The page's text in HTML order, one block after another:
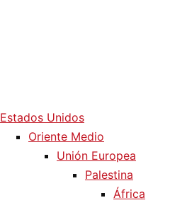
Estados Unidos
Oriente Medio
Unión Europea
Palestina
África